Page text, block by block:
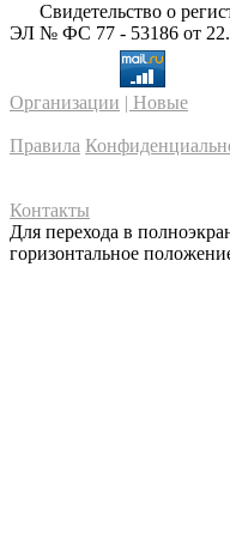
Свидетельство о
ЭЛ № ФС 77 - 53186 от
Организации | Новые
Правила
Контакты
Для перехода в
горизонтальное